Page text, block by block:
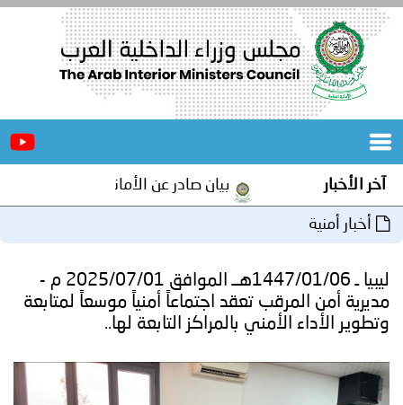
الرئيسية
المكاتب
المجلس
مؤتمرات
و
اجتماعات
جهود
و
برامج
آخر الأخبار بيان صادر عن الأمانة العامة لمجلس
أخبار أمنية
ليبيا ـ 1447/01/06هــ الموافق 2025/07/01 م -
مديرية أمن المرقب تعقد اجتماعاً أمنياً موسعاً لمتابعة
وتطوير الأداء الأمني بالمراكز التابعة لها..